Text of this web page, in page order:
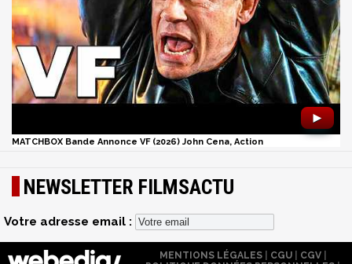
►
MATCHBOX Bande Annonce VF (2026) John Cena, Action
NEWSLETTER FILMSACTU
Votre adresse email :
MENTIONS LÉGALES| CGU| CGV|